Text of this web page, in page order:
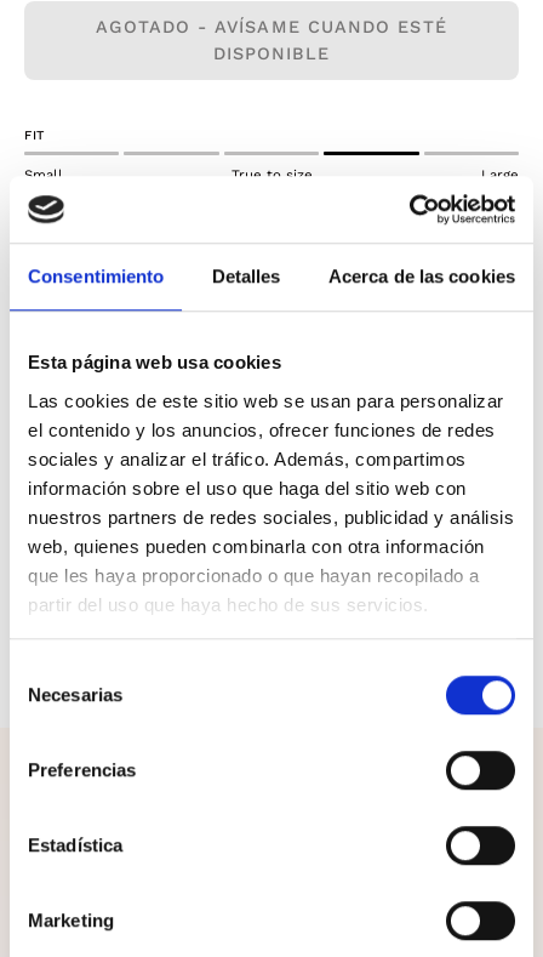
Consentimiento Detalles Acerca de las cookies
Esta página web usa cookies
Las cookies de este sitio web se usan para personalizar
el contenido y los anuncios, ofrecer funciones de redes
sociales y analizar el tráfico. Además, compartimos
información sobre el uso que haga del sitio web con
nuestros partners de redes sociales, publicidad y análisis
web, quienes pueden combinarla con otra información
que les haya proporcionado o que hayan recopilado a
partir del uso que haya hecho de sus servicios.
Necesarias
Preferencias
Estadística
Marketing
AGOTADO - AVÍSAME CUANDO ESTÉ
DISPONIBLE
FIT
Small True to size Large
Envíos gratis* en pedidos superiores a 50€
para devolverlo!
La chaqueta The North Face Diablo Down dispone de
un relleno de plumón de 700 cuins, obtenido de forma
ética, ofrece una calidez incomparable de manera
inmediata. Además, dispone de puños elásticos y bajo
ajustable, lo cual garantiza la retención del calor
corporal. Y, por si fuera poco, es además muy
resistente, ya que está confeccionado en un tejido
antidesgarros. Los tejidos ligeros ayudan a regular la
temperatura corporal para estar siempre cómodo y el
tejido de secado rápido expulsa la humedad a la
¡Completa el look!